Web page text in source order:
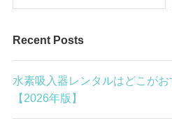
Recent Posts
水素吸入器レンタルはどこが
【2026年版】